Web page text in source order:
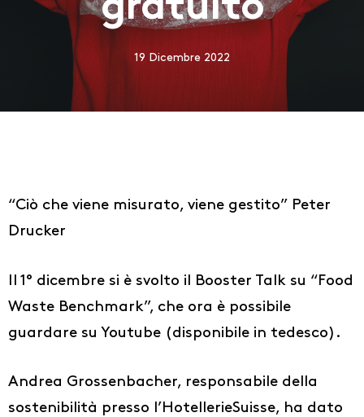
gratuito
19 Dicembre 2022
“Ciò che viene misurato, viene gestito” Peter
Drucker
Il 1° dicembre si è svolto il Booster Talk su “Food
Waste Benchmark”, che ora è possibile
guardare su Youtube (disponibile in tedesco).
Andrea Grossenbacher, responsabile della
sostenibilità presso l’HotellerieSuisse, ha dato